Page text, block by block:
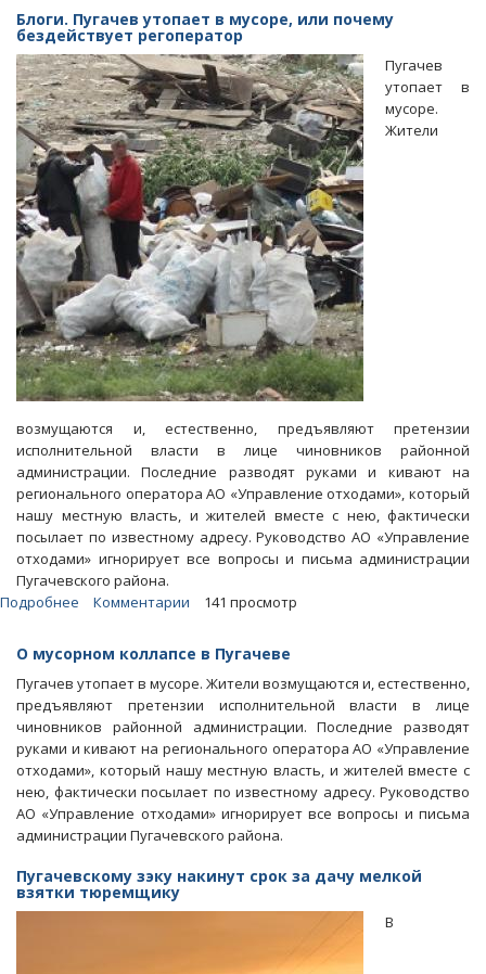
подкупить
тюремщика
саратовскому
зэку
накинули
срок
Блоги. Пугачев утопает в мусоре, или почему
бездействует регоператор
Пугачев
утопает в
мусоре.
Жители
возмущаются и, естественно, предъявляют претензии
исполнительной власти в лице чиновников районной
администрации. Последние разводят руками и кивают на
регионального оператора АО «Управление отходами», который
нашу местную власть, и жителей вместе с нею, фактически
посылает по известному адресу. Руководство АО «Управление
отходами» игнорирует все вопросы и письма администрации
Пугачевского района.
Подробнее
в
мусоре,
или
почему
бездействует
регоператор
Комментарии 141 просмотр
О мусорном коллапсе в Пугачеве
Пугачев утопает в мусоре. Жители возмущаются и, естественно,
предъявляют претензии исполнительной власти в лице
чиновников районной администрации. Последние разводят
руками и кивают на регионального оператора АО «Управление
отходами», который нашу местную власть, и жителей вместе с
нею, фактически посылает по известному адресу. Руководство
АО «Управление отходами» игнорирует все вопросы и письма
администрации Пугачевского района.
Пугачевскому зэку накинут срок за дачу мелкой
взятки тюремщику
В